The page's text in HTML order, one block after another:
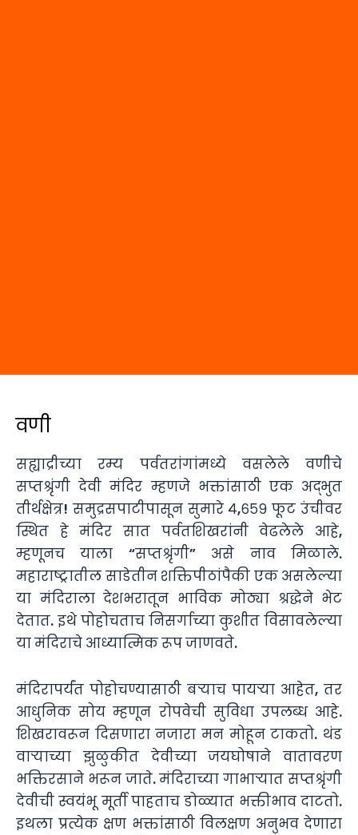
वणी
सह्याद्रीच्या रम्य पर्वतरांगांमध्ये वसलेले वणीचे
सप्तश्रृंगी देवी मंदिर म्हणजे भक्तांसाठी एक अद्भुत
तीर्थक्षेत्र! समुद्रसपाटीपासून सुमारे ४,६५९ फूट उंचीवर
स्थित हे मंदिर सात पर्वतशिखरांनी वेढलेले आहे,
म्हणूनच याला “सप्तश्रृंगी” असे नाव मिळाले.
महाराष्ट्रातील साडेतीन शक्तिपीठांपैकी एक असलेल्या
या मंदिराला देशभरातून भाविक मोठ्या श्रद्धेने भेट
देतात. इथे पोहोचताच निसर्गाच्या कुशीत विसावलेल्या
या मंदिराचे आध्यात्मिक रूप जाणवते.
मंदिरापर्यंत पोहोचण्यासाठी बऱ्याच पायऱ्या आहेत, तर
आधुनिक सोय म्हणून रोपवेची सुविधा उपलब्ध आहे.
शिखरावरून दिसणारा नजारा मन मोहून टाकतो. थंड
वाऱ्याच्या झुळुकीत देवीच्या जयघोषाने वातावरण
भक्तिरसाने भरून जाते. मंदिराच्या गाभाऱ्यात सप्तश्रृंगी
देवीची स्वयंभू मूर्ती पाहताच डोळ्यात भक्तीभाव दाटतो.
इथला प्रत्येक क्षण भक्तांसाठी विलक्षण अनुभव देणारा